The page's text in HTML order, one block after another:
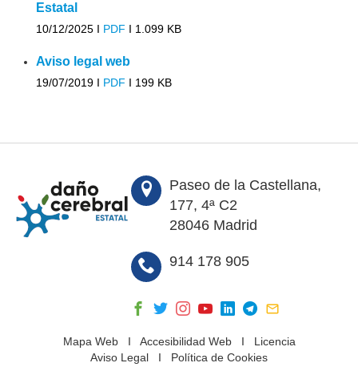
Estatal
10/12/2025 I PDF I 1.099 KB
Aviso legal web
19/07/2019 I PDF I 199 KB
Paseo de la Castellana,
177, 4ª C2
28046 Madrid
914 178 905
Mapa WebI Accesibilidad WebI Licencia
Aviso Legal I Política de Cookies